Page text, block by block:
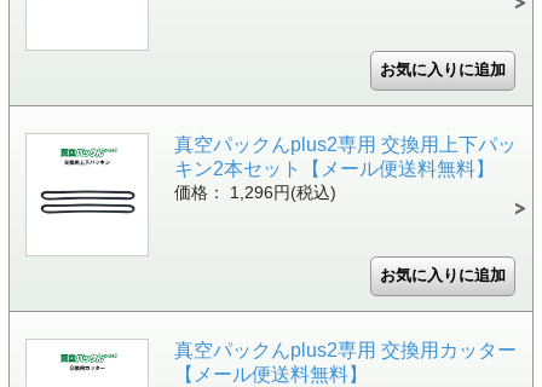
真空パックんplus2専用 交換用上下パッ
キン2本セット【メール便送料無料】
価格： 1,296円(税込)
真空パックんplus2専用 交換用カッター
【メール便送料無料】